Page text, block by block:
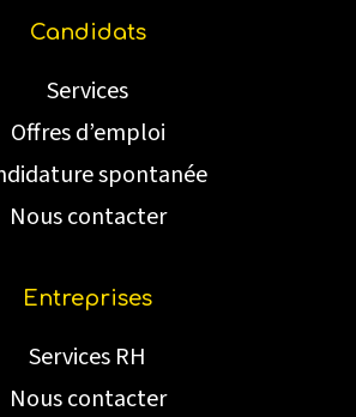
Candidats
Services
Offres d’emploi
spontanée
Nous contacter
Entreprises
Services RH
Nous contacter